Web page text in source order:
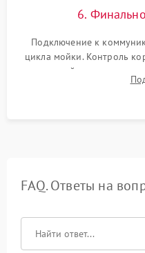
6.
Подключение к
цикла мойки. Контроль
до нужной температуры,
штатного слива и
FAQ. Ответы на